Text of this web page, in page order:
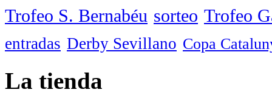
Trofeo S. Bernabéu sorteo Trofeo
entradas Derby Sevillano Copa
La tienda